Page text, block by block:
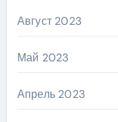
Август 2023
Май 2023
Апрель 2023